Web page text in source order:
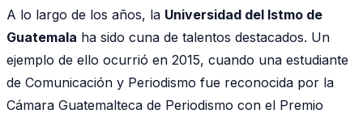
A lo largo de los años, la Universidad del Istmo de
Guatemala ha sido cuna de talentos destacados. Un
ejemplo de ello ocurrió en 2015, cuando una estudiante
de Comunicación y Periodismo fue reconocida por la
Cámara Guatemalteca de Periodismo con el Premio